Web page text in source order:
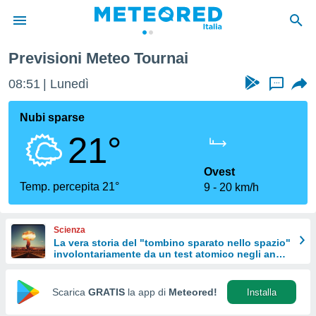
di
per
le
di
Web
Previsioni Meteo Tournai
08:51 Lunedì ...
Nubi sparse
21°
Temp. percepita 21°
Ovest
9
20 km/h
Scienza
La vera storia del "tombino sparato nello spazio"
involontariamente da un test atomico negli anni
Scarica GRATIS la app di Meteored! Installa